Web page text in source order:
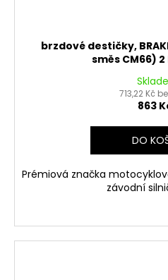
brzdové destičky,
směs CM66)
713,22 Kč
863
DO
Prémiová značka
závodní